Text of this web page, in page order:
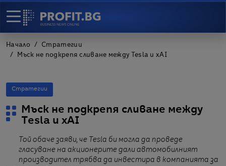
Начало
Стратегии
Мъск не подкрепя сливане между Tesla и xAI
Стратегии
Мъск не подкрепя сливане между
Tesla и xAI
Той обаче заяви, че Tesla би могла да проведе
гласуване на акционерите дали автомобилният
производител трябва да инвестира в компанията за